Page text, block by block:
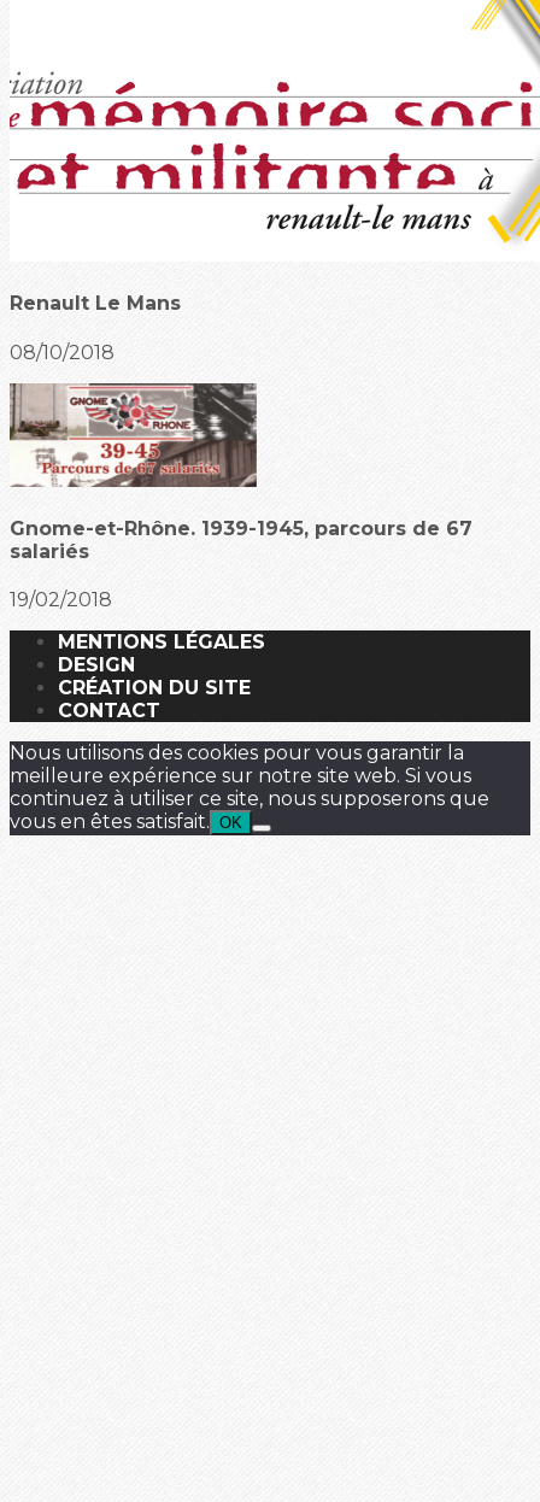
Renault Le Mans
08/10/2018
Gnome-et-Rhône. 1939-1945, parcours de 67
salariés
19/02/2018
MENTIONS LÉGALES
DESIGN
CRÉATION DU SITE
CONTACT
Nous utilisons des cookies pour vous garantir la
meilleure expérience sur notre site web. Si vous
continuez à utiliser ce site, nous supposerons que
vous en êtes satisfait. OK